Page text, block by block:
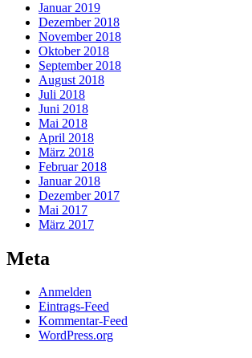
Januar 2019
Dezember 2018
November 2018
Oktober 2018
September 2018
August 2018
Juli 2018
Juni 2018
Mai 2018
April 2018
März 2018
Februar 2018
Januar 2018
Dezember 2017
Mai 2017
März 2017
Meta
Anmelden
Eintrags-Feed
Kommentar-Feed
WordPress.org